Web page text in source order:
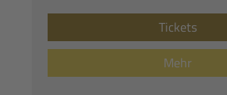
Tickets
Mehr